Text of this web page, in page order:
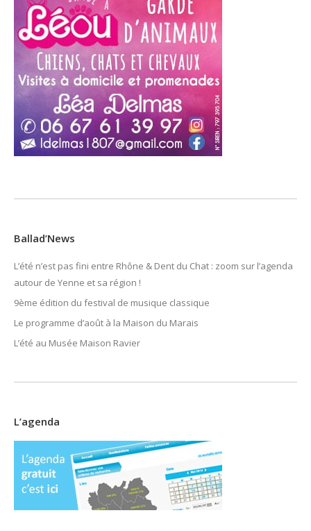
Ballad’News
L’été n’est pas fini entre Rhône & Dent du Chat : zoom sur l’agenda
autour de Yenne et sa région !
9ème édition du festival de musique classique
Le programme d’août à la Maison du Marais
L’été au Musée Maison Ravier
L’agenda